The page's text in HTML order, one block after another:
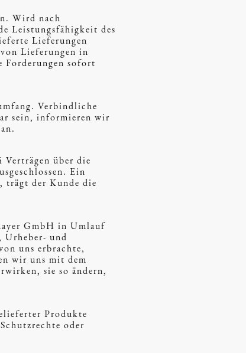
Wird nach
Leistungsfähigkeit des
Lieferungen
Lieferungen in
Forderungen sofort
Verbindliche
sein, informieren wir
über die
Ein
trägt der Kunde die
GmbH in Umlauf
Urheber- und
uns erbrachte,
wir uns mit dem
sie so ändern,
Produkte
oder